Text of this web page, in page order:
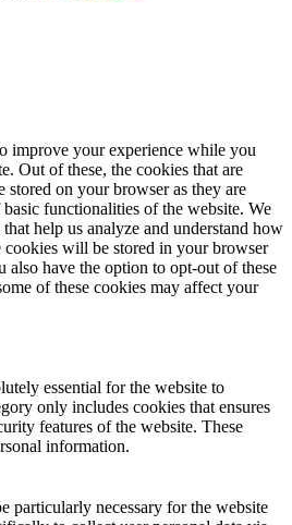
improve your experience while you
Out of these, the cookies that are
stored on your browser as they are
functionalities of the website. We
help us analyze and understand how
cookies will be stored in your browser
have the option to opt-out of these
of these cookies may affect your
essential for the website to
only includes cookies that ensures
features of the website. These
information.
particularly necessary for the website